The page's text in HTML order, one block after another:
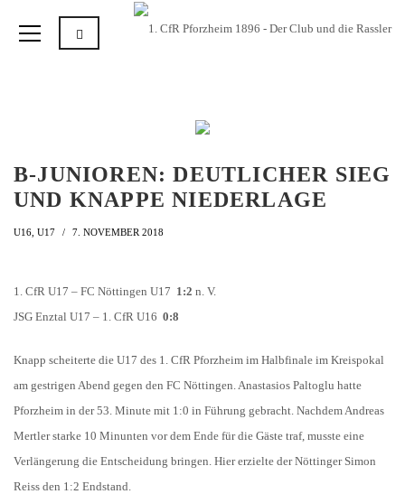
B-JUNIOREN: DEUTLICHER SIEG
UND KNAPPE NIEDERLAGE
U16 U17 7. NOVEMBER 2018
1. CfR U17 – FC Nöttingen U17 1:2 n. V.
JSG Enztal U17 – 1. CfR U16 0:8
Knapp scheiterte die U17 des 1. CfR Pforzheim im Halbfinale im Kreispokal
am gestrigen Abend gegen den FC Nöttingen. Anastasios Paltoglu hatte
Pforzheim in der 53. Minute mit 1:0 in Führung gebracht. Nachdem Andreas
Mertler starke 10 Minunten vor dem Ende für die Gäste traf, musste eine
Verlängerung die Entscheidung bringen. Hier erzielte der Nöttinger Simon
Reiss den 1:2 Endstand.